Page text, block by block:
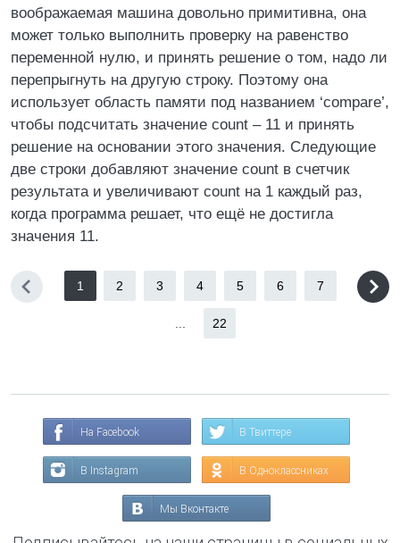
воображаемая машина довольно примитивна, она
может только выполнить проверку на равенство
переменной нулю, и принять решение о том, надо ли
перепрыгнуть на другую строку. Поэтому она
использует область памяти под названием ‘compare’,
чтобы подсчитать значение count – 11 и принять
решение на основании этого значения. Следующие
две строки добавляют значение count в счетчик
результата и увеличивают count на 1 каждый раз,
когда программа решает, что ещё не достигла
значения 11.
1 2 3 4 5 6 7
22
На Facebook В Твиттере
В Instagram В Одноклассниках
Мы Вконтакте